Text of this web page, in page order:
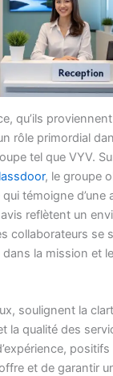
qu’ils
rôle primordial
tel que VYV.
, le groupe
témoigne d’une
reflètent un
collaborateurs se
la mission et
soulignent la
la qualité des
et de garantir